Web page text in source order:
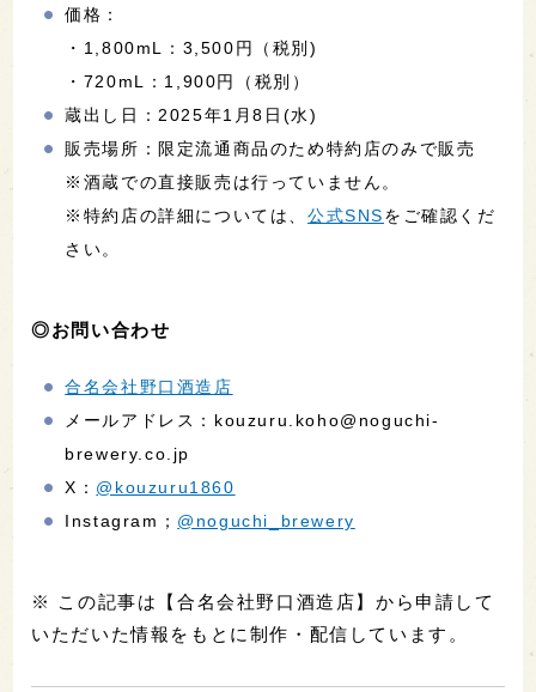
価格：
・1,800mL：3,500円（税別)
・720mL：1,900円（税別）
蔵出し日：2025年1月8日(水)
販売場所：限定流通商品のため特約店のみで販売
※酒蔵での直接販売は行っていません。
※特約店の詳細については、公式SNSをご確認くだ
さい。
◎お問い合わせ
合名会社野口酒造店
メールアドレス：kouzuru.koho@noguchi-
brewery.co.jp
X： @kouzuru1860
Instagram； @noguchi_brewery
※ この記事は【合名会社野口酒造店】から申請して
いただいた情報をもとに制作・配信しています。